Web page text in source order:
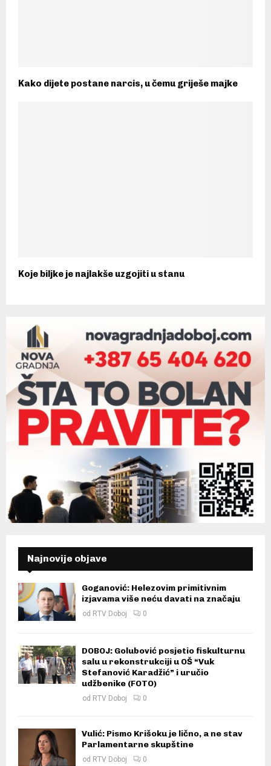
Kako dijete postane narcis, u čemu griješe majke
Koje biljke je najlakše uzgojiti u stanu
Najnovije objave
Goganović: Helezovim primitivnim
izjavama više neću davati na značaju
od RTV Doboj 0
DOBOJ: Golubović posjetio fiskulturnu
salu u rekonstrukciji u OŠ “Vuk
Stefanović Karadžić” i uručio
udžbenike (FOTO)
od RTV Doboj 0
Vulić: Pismo Krišoku je lično, a ne stav
Parlamentarne skupštine
od RTV Doboj 0